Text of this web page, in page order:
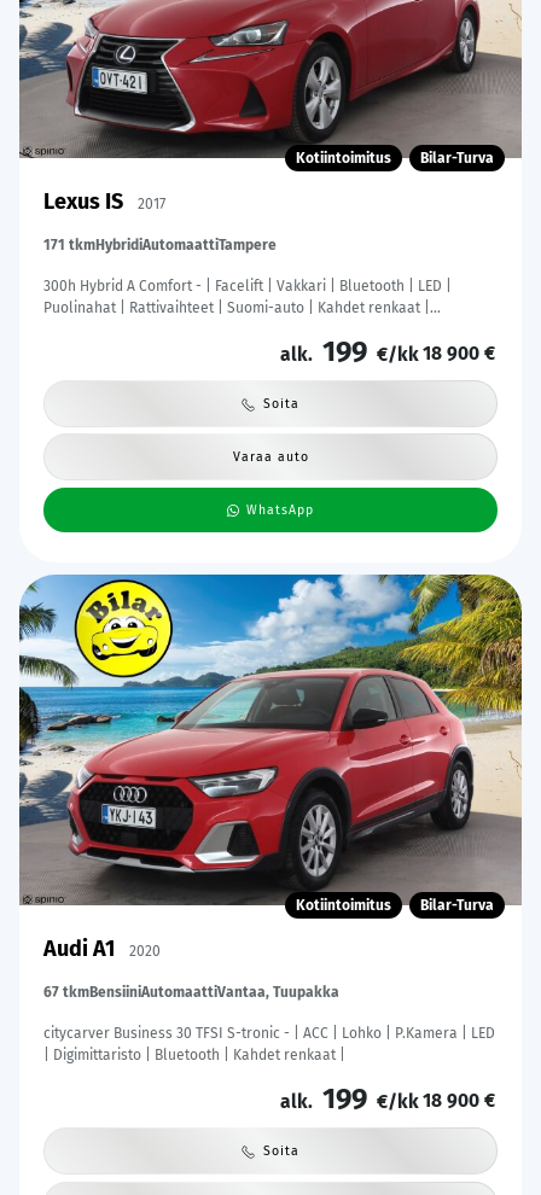
Kotiintoimitus Bilar-Turva
Lexus IS 2017
171 tkmHybridiAutomaattiTampere
300h Hybrid A Comfort - | Facelift | Vakkari | Bluetooth | LED |
Puolinahat | Rattivaihteet | Suomi-auto | Kahdet renkaat |
alk. 199 €/kk18 900 €
Soita
Varaa auto
WhatsApp
Kotiintoimitus Bilar-Turva
Audi A1 2020
67 tkmBensiiniAutomaattiVantaa, Tuupakka
citycarver Business 30 TFSI S-tronic - | ACC | Lohko | P.Kamera | LED
| Digimittaristo | Bluetooth | Kahdet renkaat |
alk. 199 €/kk18 900 €
Soita